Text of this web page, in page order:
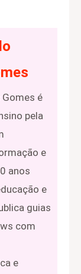
Gomes é
pela
e
anos
e
guias
com
e